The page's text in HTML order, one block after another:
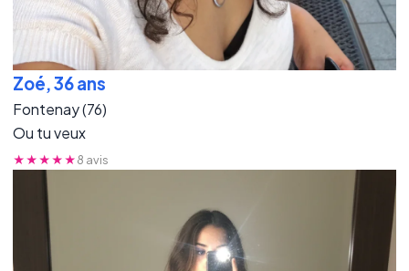
Zoé, 36 ans
Fontenay (76)
Ou tu veux
★★★★★8 avis